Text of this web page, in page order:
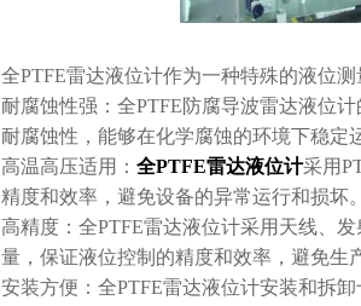
全PTFE雷达液位计作为一种特殊的液位
耐腐蚀性强：全PTFE防腐导波雷达液位
耐腐蚀性，能够在化学腐蚀的环境下稳定
高温高压适用： 全PTFE雷达液位计采用
精度和效率，避免设备的异常运行和损坏。
高精度：全PTFE雷达液位计采用天线、
量，保证液位控制的精度和效率，避免生
安装方便：全PTFE雷达液位计安装和拆